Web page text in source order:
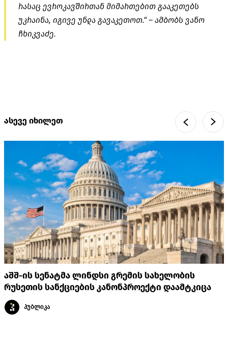
რასაც ევროკავშირთან მიმართებით გააკეთებს
უკრაინა, იგივე უნდა გავაკეთოთ.“ – ამბობს ვანო
ჩხიკვაძე.
ასევე იხილეთ
აშშ-ის სენატმა ლინდსი გრემის სახელობის
რუსეთის სანქციების კანონპროექტი დაამტკიცა
პუბლიკა